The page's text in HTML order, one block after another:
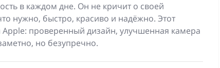
в каждом дне. Он не кричит о своей
нужно, быстро, красиво и надёжно. Этот
Apple: проверенный дизайн, улучшенная камера
но безупречно.